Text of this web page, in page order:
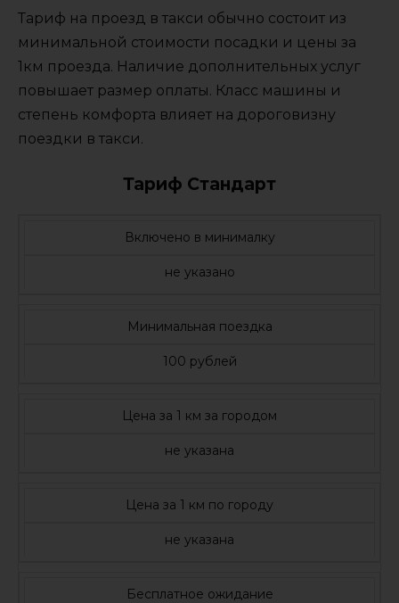
Тариф на проезд в такси обычно состоит из
минимальной стоимости посадки и цены за
1км проезда. Наличие дополнительных услуг
повышает размер оплаты. Класс машины и
степень комфорта влияет на дороговизну
поездки в такси.
Тариф Стандарт
Включено в минималку
не указано
Минимальная поездка
100 рублей
Цена за 1 км за городом
не указана
Цена за 1 км по городу
не указана
Бесплатное ожидание